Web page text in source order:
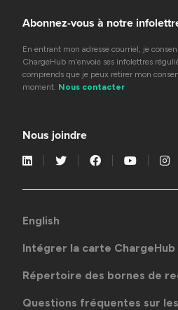
Abonnez-vous à notre
En entrant mon adresse courriel, je
ChargeHub m’envoie ses infolettres
comprends que je peux retirer mon
moment. Nous contacter
Nous joindre
English
Intégrer la carte
Répertoire des bornes de
Questions fréquentes sur